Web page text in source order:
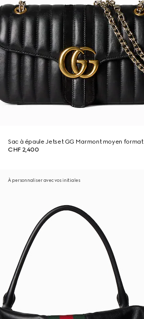
Sac à épaule Jetset GG Marmont moyen format
CHF 2,400
À personnaliser avec vos initiales